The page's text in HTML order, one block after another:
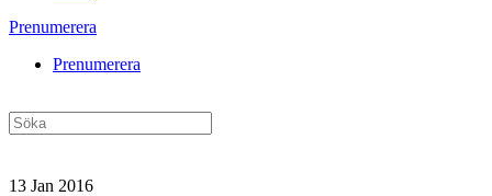
Prenumerera
Prenumerera
13 Jan 2016